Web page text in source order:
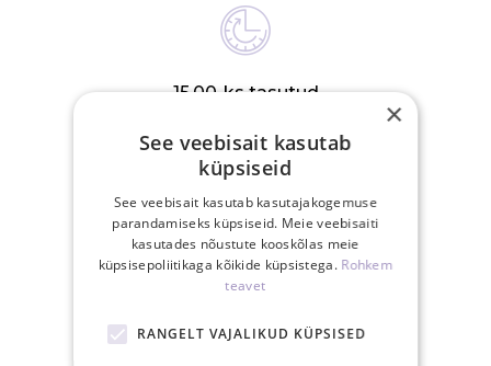
15.00-ks tasutud
tööpäeval
30-päevane
×
See veebisait kasutab
küpsiseid
See veebisait kasutab kasutajakogemuse
parandamiseks küpsiseid. Meie veebisaiti
kasutades nõustute kooskõlas meie
küpsisepoliitikaga kõikide küpsistega. Rohkem
teavet
RANGELT VAJALIKUD KÜPSISED